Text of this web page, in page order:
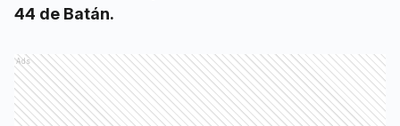
44 de Batán.
Ads